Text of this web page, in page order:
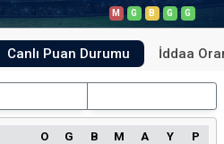
M G B G G
Canlı Puan Durumu İddaa
O G B M A Y
P